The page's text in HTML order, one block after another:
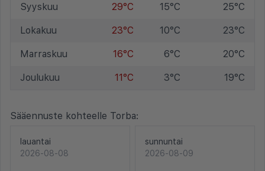
Syyskuu 29°C 15°C 25°C
Lokakuu 23°C 10°C 23°C
Marraskuu 16°C 6°C 20°C
Joulukuu 11°C 3°C 19°C
Sääennuste kohteelle Torba:
lauantai
2026-08-08
sunnuntai
2026-08-09